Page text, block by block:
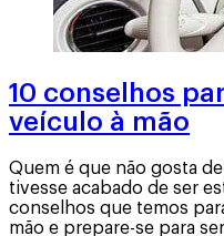
10 conselhos
veículo à mão
Quem é que não gosta
tivesse acabado de ser
conselhos que temos
mão e prepare-se para